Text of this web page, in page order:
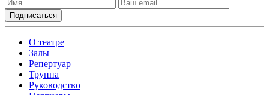
О театре
Залы
Репертуар
Труппа
Руководство